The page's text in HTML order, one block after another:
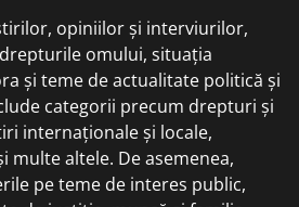
opiniilor și interviurilor,
omului, situația
și teme de actualitate politică și
categorii precum drepturi și
internaționale și locale,
multe altele. De asemenea,
pe teme de interes public,